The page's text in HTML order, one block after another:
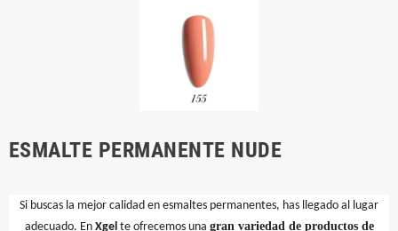
ESMALTE PERMANENTE NUDE
Si buscas la mejor calidad en esmaltes permanentes, has llegado al lugar
adecuado. EnXgel te ofrecemos una gran variedad de productos de